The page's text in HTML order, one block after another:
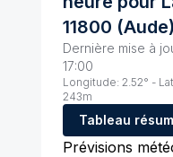
11800 (Aude)
Dernière mise à
17:00
Longitude: 2.52° -
243m
Tableau
Prévisions